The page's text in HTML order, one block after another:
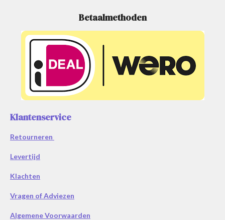
Betaalmethoden
Klantenservice
Retourneren
Levertijd
Klachten
Vragen of Adviezen
Algemene Voorwaarden